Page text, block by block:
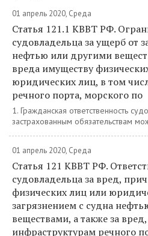
01 апрель 2020, Среда
Статья 121.1 КВВТ РФ.
судовладельца за ущерб от
нефтью или другими
вреда имуществу
юридических лиц, в том
речного порта, морского по
1. Гражданская ответственность
застрахованным обязательствам
01 апрель 2020, Среда
Статья 121 КВВТ РФ.
судовладельца за вред,
физических лиц или
загрязнением с судна
веществами, а также за
инфраструктурам речного